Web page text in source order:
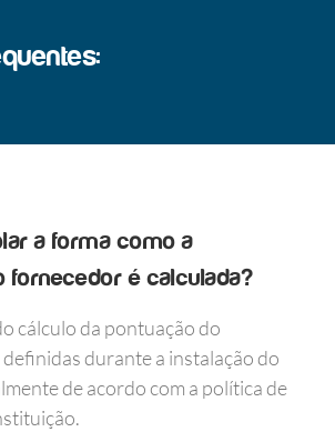
a forma como a
fornecedor é calculada?
cálculo da pontuação do
durante a instalação do
de acordo com a política de